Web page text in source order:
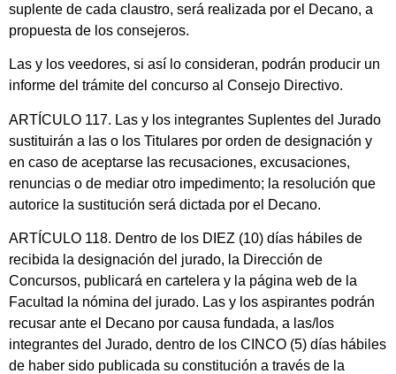
suplente de cada claustro, será realizada por el Decano, a
propuesta de los consejeros.
Las y los veedores, si así lo consideran, podrán producir un
informe del trámite del concurso al Consejo Directivo.
ARTÍCULO 117. Las y los integrantes Suplentes del Jurado
sustituirán a las o los Titulares por orden de designación y
en caso de aceptarse las recusaciones, excusaciones,
renuncias o de mediar otro impedimento; la resolución que
autorice la sustitución será dictada por el Decano.
ARTÍCULO 118. Dentro de los DIEZ (10) días hábiles de
recibida la designación del jurado, la Dirección de
Concursos, publicará en cartelera y la página web de la
Facultad la nómina del jurado. Las y los aspirantes podrán
recusar ante el Decano por causa fundada, a las/los
integrantes del Jurado, dentro de los CINCO (5) días hábiles
de haber sido publicada su constitución a través de la